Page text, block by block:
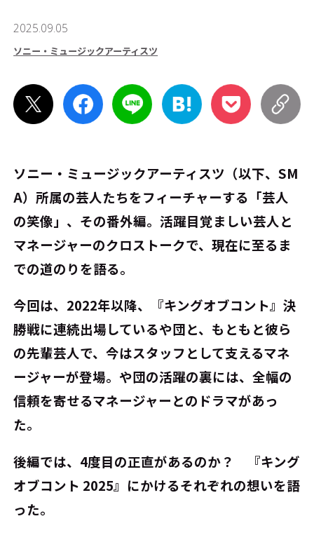
2025.09.05
ソニー・ミュージックアーティスツ
ソニー・ミュージックアーティスツ（以下、SM
A）所属の芸人たちをフィーチャーする「芸人
の笑像」、その番外編。活躍目覚ましい芸人と
マネージャーのクロストークで、現在に至るま
での道のりを語る。
今回は、2022年以降、『キングオブコント』決
勝戦に連続出場しているや団と、もともと彼ら
の先輩芸人で、今はスタッフとして支えるマネ
ージャーが登場。や団の活躍の裏には、全幅の
信頼を寄せるマネージャーとのドラマがあっ
た。
後編では、4度目の正直があるのか？ 『キング
オブコント 2025』にかけるそれぞれの想いを語
った。